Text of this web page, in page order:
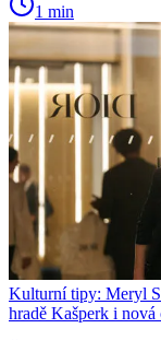
1 min
Kulturní tipy: Meryl
hradě Kašperk i nová